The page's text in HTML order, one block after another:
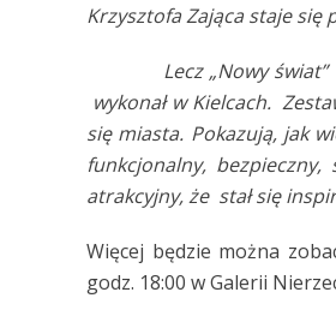
Krzysztofa Zająca staje się
Lecz „Nowy świat”
wykonał w Kielcach.
się miasta. Pokazują, jak
funkcjonalny,
atrakcyjny, że stał się
Więcej będzie można
godz. 18:00 w Galerii